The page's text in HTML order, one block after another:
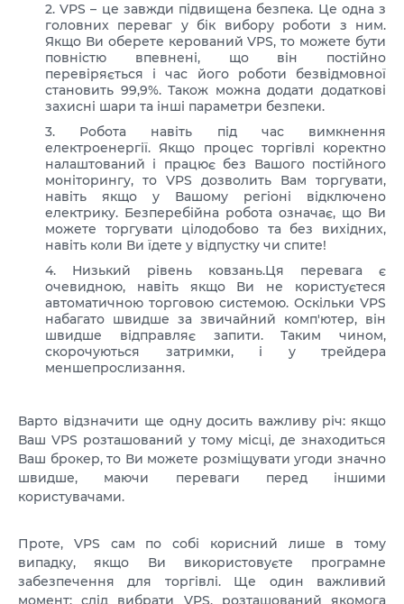
VPS – це завжди підвищена безпека. Це одна з
головних переваг у бік вибору роботи з ним.
Якщо Ви оберете керований VPS, то можете бути
повністю впевнені, що він постійно
перевіряється і час його роботи безвідмовної
становить 99,9%. Також можна додати додаткові
захисні шари та інші параметри безпеки.
Робота навіть під час вимкнення
електроенергії. Якщо процес торгівлі коректно
налаштований і працює без Вашого постійного
моніторингу, то VPS дозволить Вам торгувати,
навіть якщо у Вашому регіоні відключено
електрику. Безперебійна робота означає, що Ви
можете торгувати цілодобово та без вихідних,
навіть коли Ви їдете у відпустку чи спите!
Низький рівень ковзань.Ця перевага є
очевидною, навіть якщо Ви не користуєтеся
автоматичною торговою системою. Оскільки VPS
набагато швидше за звичайний комп'ютер, він
швидше відправляє запити. Таким чином,
скорочуються затримки, і у трейдера
меншепрослизання.
Варто відзначити ще одну досить важливу річ: якщо
Ваш VPS розташований у тому місці, де знаходиться
Ваш брокер, то Ви можете розміщувати угоди значно
швидше, маючи переваги перед іншими
користувачами.
Проте, VPS сам по собі корисний лише в тому
випадку, якщо Ви використовуєте програмне
забезпечення для торгівлі. Ще один важливий
момент: слід вибрати VPS, розташований якомога